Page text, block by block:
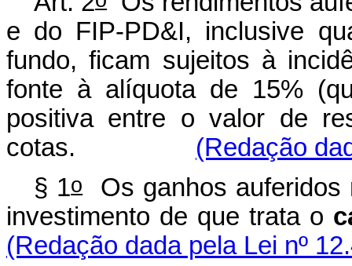
e do FIP-PD&I, inclusive
fundo, ficam sujeitos à
fonte à alíquota de 15%
positiva entre o valor de
cotas. (Redação
§ 1oOs ganhos auferidos
investimento de que trata o
(Redação dada pela Lei nº